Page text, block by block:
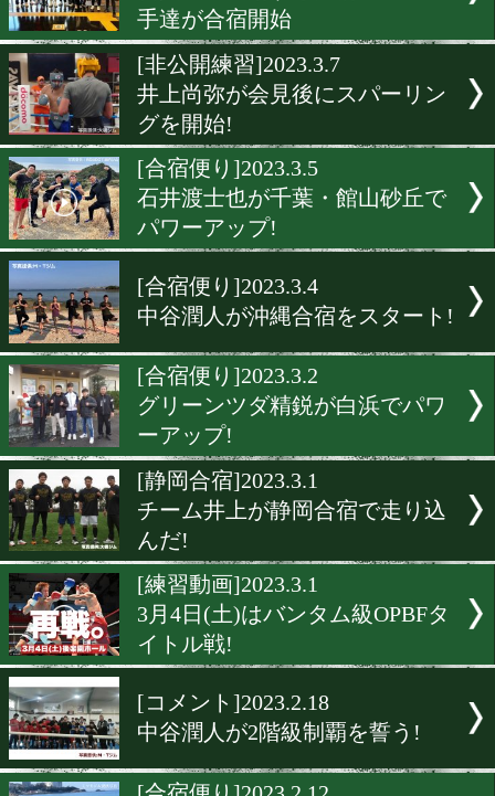
[海外レポ]2023.3.9
内藤律樹in豪州!
[合宿レポ]2023.3.9
井上真吾トレーナーが若手
サーを指導
[合宿レポ]2023.3.7
新人王に出場する大橋ジム
手達が合宿開始
[非公開練習]2023.3.7
井上尚弥が会見後にスパー
グを開始!
[合宿便り]2023.3.5
石井渡士也が千葉・館山砂
パワーアップ!
[合宿便り]2023.3.4
中谷潤人が沖縄合宿をスタ